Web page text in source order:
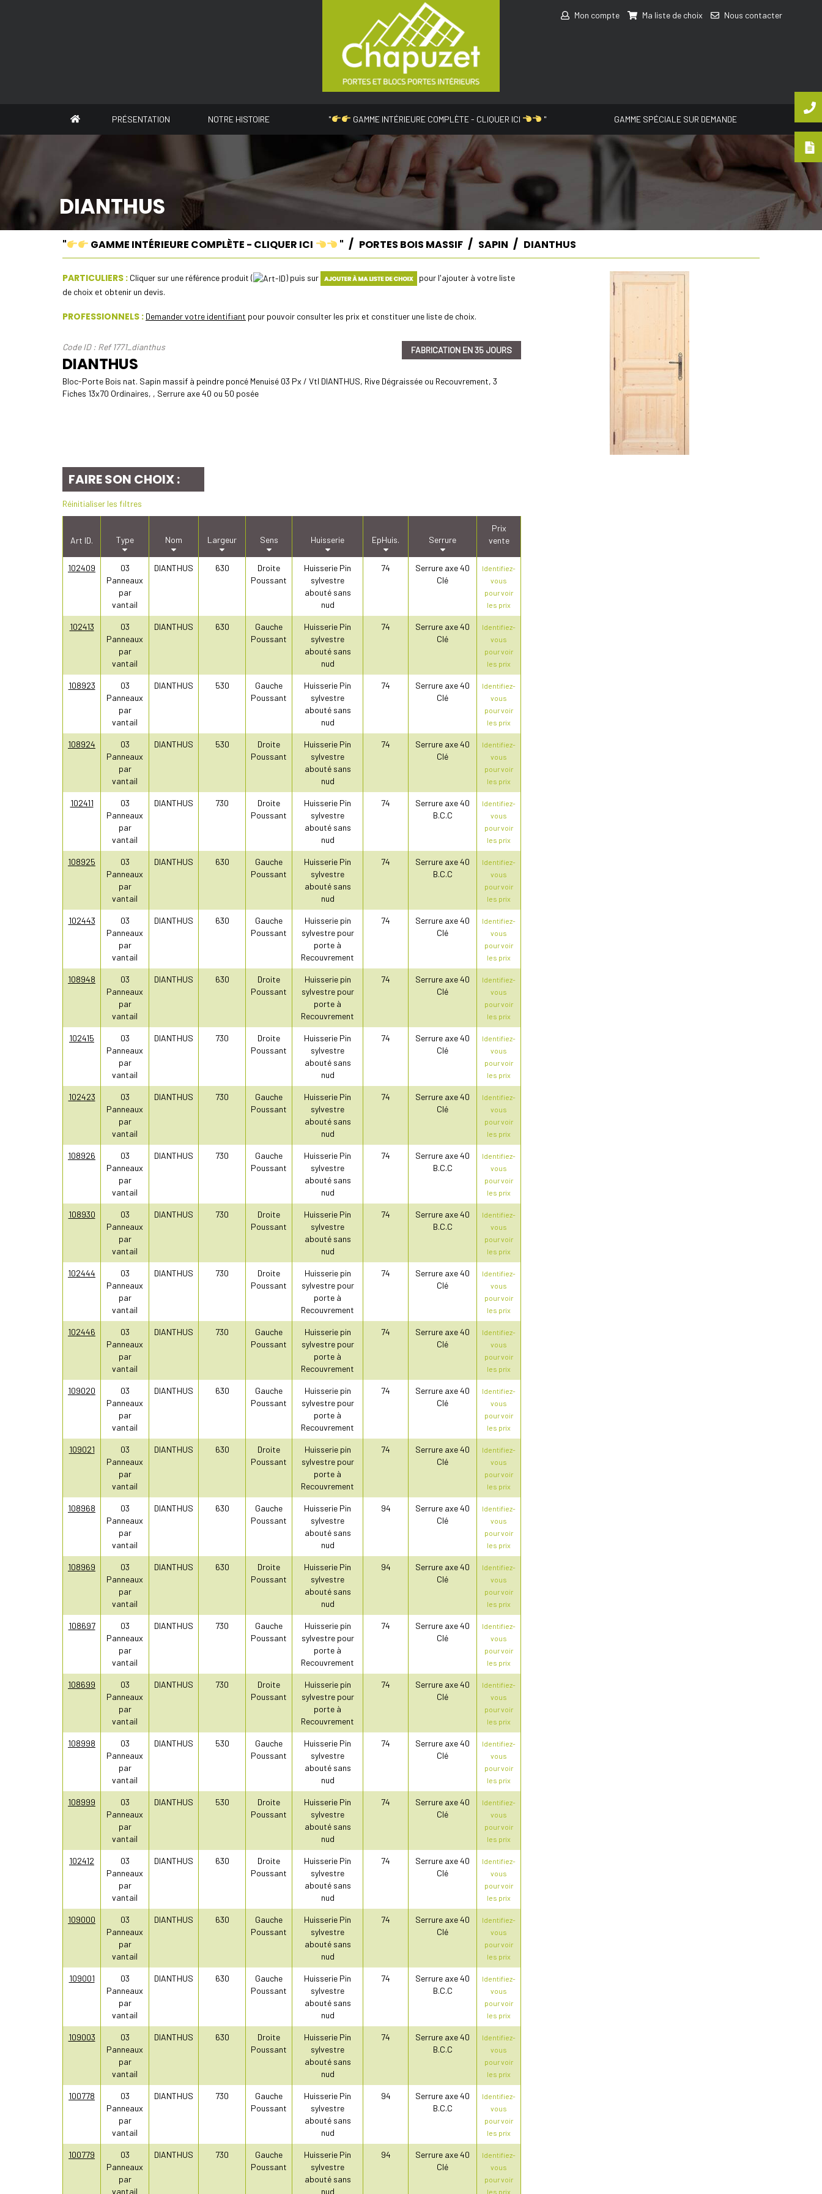
Mon compte Ma liste de choix Nous contacter
PRÉSENTATION NOTRE HISTOIRE " GAMME INTÉRIEURE COMPLÈTE - CLIQUER ICI " GAMME SPÉCIALE SUR DEMANDE
DIANTHUS
" GAMME INTÉRIEURE COMPLÈTE - CLIQUER ICI " PORTES BOIS MASSIF SAPIN DIANTHUS
PARTICULIERS : Cliquer sur une référence produit ( ) puis sur
pour l'ajouter à votre liste
de choix et obtenir un devis.
PROFESSIONNELS : Demander votre identifiant pour pouvoir consulter les prix et constituer une liste de choix.
Code ID : Ref 1771_dianthus
DIANTHUS
FABRICATION EN 35 JOURS
Bloc-Porte Bois nat. Sapin massif à peindre poncé Menuisé 03 Px / Vtl DIANTHUS, Rive Dégraissée ou Recouvrement, 3
Fiches 13x70 Ordinaires, , Serrure axe 40 ou 50 posée
FAIRE SON CHOIX :
Réinitialiser les filtres
Art ID. Type Nom Largeur Sens Huisserie EpHuis. Serrure
Prix
vente
102409
03
Panneaux
par
vantail
DIANTHUS 630
Droite
Poussant
Huisserie Pin
sylvestre
abouté sans
nud
74
Serrure axe 40
Clé
Identifiez-
vous
pour voir
les prix
102413
03
Panneaux
par
vantail
DIANTHUS 630
Gauche
Poussant
Huisserie Pin
sylvestre
abouté sans
nud
74
Serrure axe 40
Clé
Identifiez-
vous
pour voir
les prix
108923
03
Panneaux
par
vantail
DIANTHUS 530
Gauche
Poussant
Huisserie Pin
sylvestre
abouté sans
nud
74
Serrure axe 40
Clé
Identifiez-
vous
pour voir
les prix
108924
03
Panneaux
par
vantail
DIANTHUS 530
Droite
Poussant
Huisserie Pin
sylvestre
abouté sans
nud
74
Serrure axe 40
Clé
Identifiez-
vous
pour voir
les prix
102411
03
Panneaux
par
vantail
DIANTHUS 730
Droite
Poussant
Huisserie Pin
sylvestre
abouté sans
nud
74
Serrure axe 40
B.C.C
Identifiez-
vous
pour voir
les prix
108925
03
Panneaux
par
vantail
DIANTHUS 630
Gauche
Poussant
Huisserie Pin
sylvestre
abouté sans
nud
74
Serrure axe 40
B.C.C
Identifiez-
vous
pour voir
les prix
102443
03
Panneaux
par
vantail
DIANTHUS 630
Gauche
Poussant
Huisserie pin
sylvestre pour
porte à
Recouvrement
74
Serrure axe 40
Clé
Identifiez-
vous
pour voir
les prix
108948
03
Panneaux
par
vantail
DIANTHUS 630
Droite
Poussant
Huisserie pin
sylvestre pour
porte à
Recouvrement
74
Serrure axe 40
Clé
Identifiez-
vous
pour voir
les prix
102415
03
Panneaux
par
vantail
DIANTHUS 730
Droite
Poussant
Huisserie Pin
sylvestre
abouté sans
nud
74
Serrure axe 40
Clé
Identifiez-
vous
pour voir
les prix
102423
03
Panneaux
par
vantail
DIANTHUS 730
Gauche
Poussant
Huisserie Pin
sylvestre
abouté sans
nud
74
Serrure axe 40
Clé
Identifiez-
vous
pour voir
les prix
108926
03
Panneaux
par
vantail
DIANTHUS 730
Gauche
Poussant
Huisserie Pin
sylvestre
abouté sans
nud
74
Serrure axe 40
B.C.C
Identifiez-
vous
pour voir
les prix
108930
03
Panneaux
par
vantail
DIANTHUS 730
Droite
Poussant
Huisserie Pin
sylvestre
abouté sans
nud
74
Serrure axe 40
B.C.C
Identifiez-
vous
pour voir
les prix
102444
03
Panneaux
par
vantail
DIANTHUS 730
Droite
Poussant
Huisserie pin
sylvestre pour
porte à
Recouvrement
74
Serrure axe 40
Clé
Identifiez-
vous
pour voir
les prix
102446
03
Panneaux
par
vantail
DIANTHUS 730
Gauche
Poussant
Huisserie pin
sylvestre pour
porte à
Recouvrement
74
Serrure axe 40
Clé
Identifiez-
vous
pour voir
les prix
109020
03
Panneaux
par
vantail
DIANTHUS 630
Gauche
Poussant
Huisserie pin
sylvestre pour
porte à
Recouvrement
74
Serrure axe 40
Clé
Identifiez-
vous
pour voir
les prix
109021
03
Panneaux
par
vantail
DIANTHUS 630
Droite
Poussant
Huisserie pin
sylvestre pour
porte à
Recouvrement
74
Serrure axe 40
Clé
Identifiez-
vous
pour voir
les prix
108968
03
Panneaux
par
vantail
DIANTHUS 630
Gauche
Poussant
Huisserie Pin
sylvestre
abouté sans
nud
94
Serrure axe 40
Clé
Identifiez-
vous
pour voir
les prix
108969
03
Panneaux
par
vantail
DIANTHUS 630
Droite
Poussant
Huisserie Pin
sylvestre
abouté sans
nud
94
Serrure axe 40
Clé
Identifiez-
vous
pour voir
les prix
108697
03
Panneaux
par
vantail
DIANTHUS 730
Gauche
Poussant
Huisserie pin
sylvestre pour
porte à
Recouvrement
74
Serrure axe 40
Clé
Identifiez-
vous
pour voir
les prix
108699
03
Panneaux
par
vantail
DIANTHUS 730
Droite
Poussant
Huisserie pin
sylvestre pour
porte à
Recouvrement
74
Serrure axe 40
Clé
Identifiez-
vous
pour voir
les prix
108998
03
Panneaux
par
vantail
DIANTHUS 530
Gauche
Poussant
Huisserie Pin
sylvestre
abouté sans
nud
74
Serrure axe 40
Clé
Identifiez-
vous
pour voir
les prix
108999
03
Panneaux
par
vantail
DIANTHUS 530
Droite
Poussant
Huisserie Pin
sylvestre
abouté sans
nud
74
Serrure axe 40
Clé
Identifiez-
vous
pour voir
les prix
102412
03
Panneaux
par
vantail
DIANTHUS 630
Droite
Poussant
Huisserie Pin
sylvestre
abouté sans
nud
74
Serrure axe 40
Clé
Identifiez-
vous
pour voir
les prix
109000
03
Panneaux
par
vantail
DIANTHUS 630
Gauche
Poussant
Huisserie Pin
sylvestre
abouté sans
nud
74
Serrure axe 40
Clé
Identifiez-
vous
pour voir
les prix
109001
03
Panneaux
par
vantail
DIANTHUS 630
Gauche
Poussant
Huisserie Pin
sylvestre
abouté sans
nud
74
Serrure axe 40
B.C.C
Identifiez-
vous
pour voir
les prix
109003
03
Panneaux
par
vantail
DIANTHUS 630
Droite
Poussant
Huisserie Pin
sylvestre
abouté sans
nud
74
Serrure axe 40
B.C.C
Identifiez-
vous
pour voir
les prix
100778
03
Panneaux
par
vantail
DIANTHUS 730
Gauche
Poussant
Huisserie Pin
sylvestre
abouté sans
nud
94
Serrure axe 40
B.C.C
Identifiez-
vous
pour voir
les prix
100779
03
Panneaux
par
vantail
DIANTHUS 730
Gauche
Poussant
Huisserie Pin
sylvestre
abouté sans
nud
94
Serrure axe 40
Clé
Identifiez-
vous
pour voir
les prix